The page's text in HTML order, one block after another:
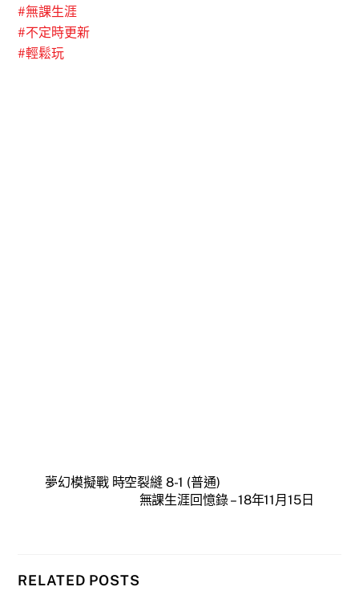
#無課生涯
#不定時更新
#輕鬆玩
夢幻模擬戰 時空裂縫 8-1 (普通)
無課生涯回憶錄 – 18年11月15日
RELATED POSTS